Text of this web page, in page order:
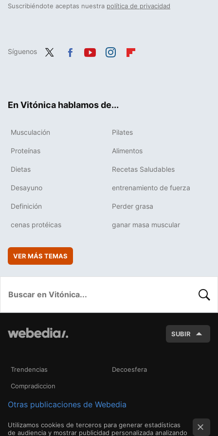
Suscribiéndote aceptas nuestra política de privacidad
Síguenos
En Vitónica hablamos de...
Musculación Pilates
Proteínas Alimentos
Dietas Recetas Saludables
Desayuno entrenamiento de fuerza
Definición Perder grasa
cenas protéicas ganar masa muscular
VER MÁS TEMAS
SUBIR
Trendencias Decoesfera
Compradiccion
Otras publicaciones de Webedia
Utilizamos cookies de terceros para generar estadísticas
de audiencia y mostrar publicidad personalizada analizando